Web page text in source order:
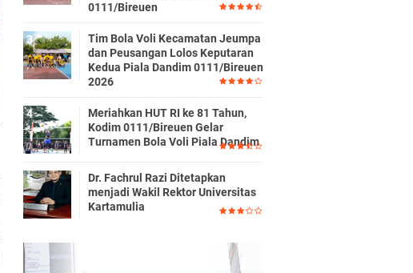
0111/Bireuen
Tim Bola Voli Kecamatan Jeumpa
dan Peusangan Lolos Keputaran
Kedua Piala Dandim 0111/Bireuen
2026
Meriahkan HUT RI ke 81 Tahun,
Kodim 0111/Bireuen Gelar
Turnamen Bola Voli Piala Dandim
Dr. Fachrul Razi Ditetapkan
menjadi Wakil Rektor Universitas
Kartamulia